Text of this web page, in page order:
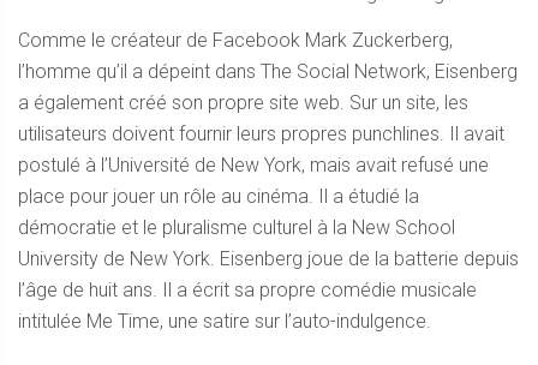
Comme le créateur de Facebook Mark Zuckerberg,
l’homme qu’il a dépeint dans The Social Network, Eisenberg
a également créé son propre site web. Sur un site, les
utilisateurs doivent fournir leurs propres punchlines. Il avait
postulé à l’Université de New York, mais avait refusé une
place pour jouer un rôle au cinéma. Il a étudié la
démocratie et le pluralisme culturel à la New School
University de New York. Eisenberg joue de la batterie depuis
l’âge de huit ans. Il a écrit sa propre comédie musicale
intitulée Me Time, une satire sur l’auto-indulgence.